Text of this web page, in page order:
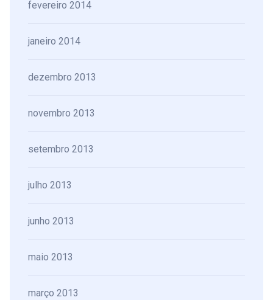
fevereiro 2014
janeiro 2014
dezembro 2013
novembro 2013
setembro 2013
julho 2013
junho 2013
maio 2013
março 2013